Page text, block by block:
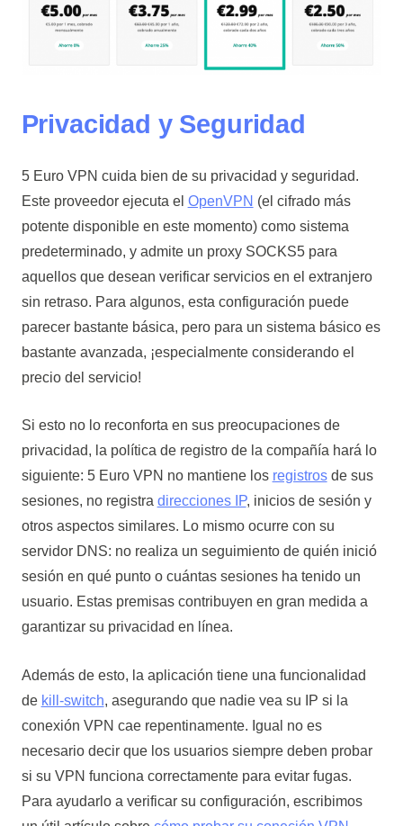
Privacidad y Seguridad
5 Euro VPN cuida bien de su privacidad y seguridad.
Este proveedor ejecuta el OpenVPN (el cifrado más
potente disponible en este momento) como sistema
predeterminado, y admite un proxy SOCKS5 para
aquellos que desean verificar servicios en el extranjero
sin retraso. Para algunos, esta configuración puede
parecer bastante básica, pero para un sistema básico es
bastante avanzada, ¡especialmente considerando el
precio del servicio!
Si esto no lo reconforta en sus preocupaciones de
privacidad, la política de registro de la compañía hará lo
siguiente: 5 Euro VPN no mantiene los registrosde sus
sesiones, no registra direcciones IP, inicios de sesión y
otros aspectos similares. Lo mismo ocurre con su
servidor DNS: no realiza un seguimiento de quién inició
sesión en qué punto o cuántas sesiones ha tenido un
usuario. Estas premisas contribuyen en gran medida a
garantizar su privacidad en línea.
Además de esto, la aplicación tiene una funcionalidad
de kill-switch, asegurando que nadie vea su IP si la
conexión VPN cae repentinamente. Igual no es
necesario decir que los usuarios siempre deben probar
si su VPN funciona correctamente para evitar fugas.
Para ayudarlo a verificar su configuración, escribimos